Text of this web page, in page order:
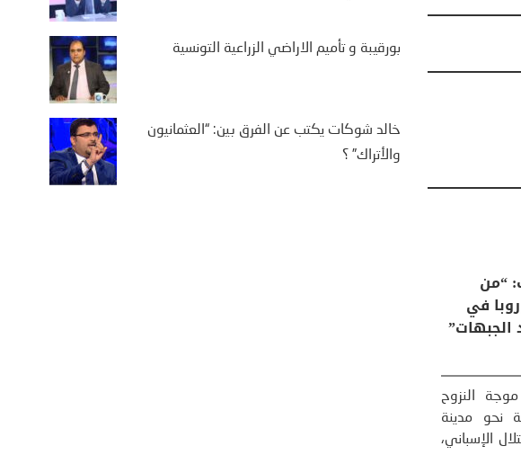
حول:
من
اجتماعي
قصتي مع
بورقيبة و تأميم الاراضي الزراعية التونسية
خالد شوكات يكتب عن الفرق بين: “العثمانيون
والأتراك” ؟